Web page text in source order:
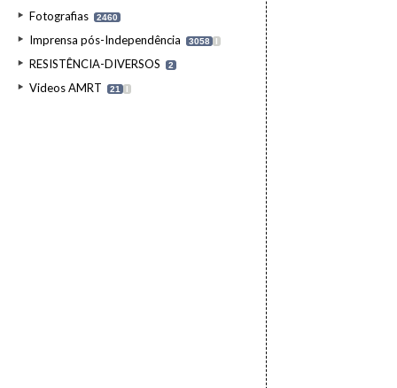
Fotografias 2460
Imprensa pós-Independência 3058 I
RESISTÊNCIA-DIVERSOS 2
Videos AMRT 21 I